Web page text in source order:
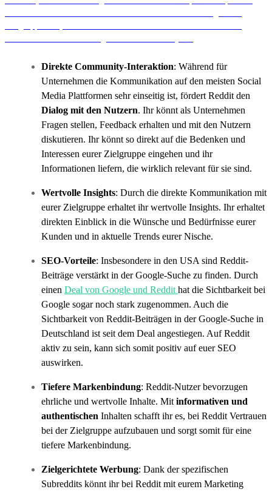
Direkte Community-Interaktion: Während für
Unternehmen die Kommunikation auf den meisten Social
Media Plattformen sehr einseitig ist, fördert Reddit den
Dialog mit den Nutzern. Ihr könnt als Unternehmen
Fragen stellen, Feedback erhalten und mit den Nutzern
diskutieren. Ihr könnt so direkt auf die Bedenken und
Interessen eurer Zielgruppe eingehen und ihr
Informationen liefern, die wirklich relevant für sie sind.
Wertvolle Insights: Durch die direkte Kommunikation mit
eurer Zielgruppe erhaltet ihr wertvolle Insights. Ihr erhaltet
direkten Einblick in die Wünsche und Bedürfnisse eurer
Kunden und in aktuelle Trends eurer Nische.
SEO-Vorteile: Insbesondere in den USA sind Reddit-
Beiträge verstärkt in der Google-Suche zu finden. Durch
einen Deal von Google und Reddit hat die Sichtbarkeit bei
Google sogar noch stark zugenommen. Auch die
Sichtbarkeit von Reddit-Beiträgen in der Google-Suche in
Deutschland ist seit dem Deal angestiegen. Auf Reddit
aktiv zu sein, kann sich somit positiv auf euer SEO
auswirken.
Tiefere Markenbindung: Reddit-Nutzer bevorzugen
ehrliche und wertvolle Inhalte. Mit informativen und
authentischen Inhalten schafft ihr es, bei Reddit Vertrauen
bei der Zielgruppe aufzubauen und sorgt somit für eine
tiefere Markenbindung.
Zielgerichtete Werbung: Dank der spezifischen
Subreddits könnt ihr bei Reddit mit eurem Marketing